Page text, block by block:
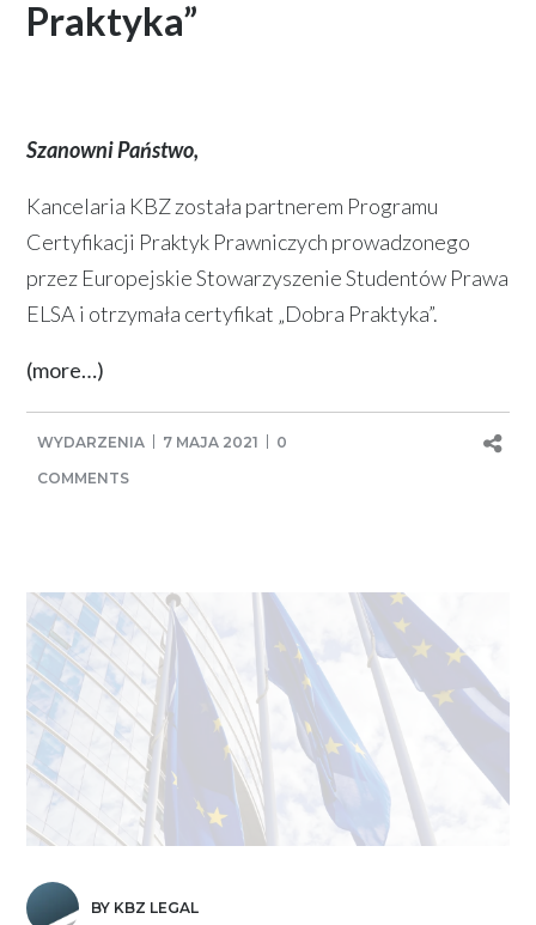
Praktyka”
Szanowni Państwo,
Kancelaria KBZ została partnerem Programu
Certyfikacji Praktyk Prawniczych prowadzonego
przez Europejskie Stowarzyszenie Studentów Prawa
ELSA i otrzymała certyfikat „Dobra Praktyka”.
(more…)
WYDARZENIA 7 MAJA 2021
0
COMMENTS
BY KBZ LEGAL